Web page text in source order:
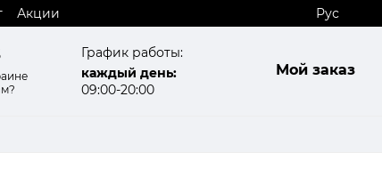
Акции
Рус
График работы:
каждый день:
09:00-20:00
Мой заказ